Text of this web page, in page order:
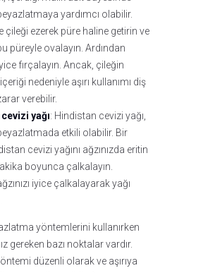
yardımcı olabilir.
çileği ezerek püre haline getirin ve
püreyle ovalayın. Ardından
fırçalayın. Ancak, çileğin
nedeniyle aşırı kullanımı diş
verebilir.
yağı: Hindistan cevizi yağı,
etkili olabilir. Bir
cevizi yağını ağzınızda eritin
boyunca çalkalayın.
iyice çalkalayarak yağı
yöntemlerini kullanırken
gereken bazı noktalar vardır.
düzenli olarak ve aşırıya